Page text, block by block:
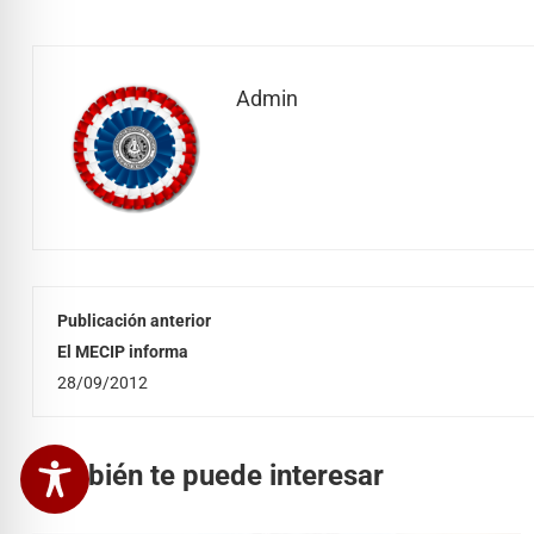
Admin
Publicación anterior
El MECIP informa
28/09/2012
También te puede interesar